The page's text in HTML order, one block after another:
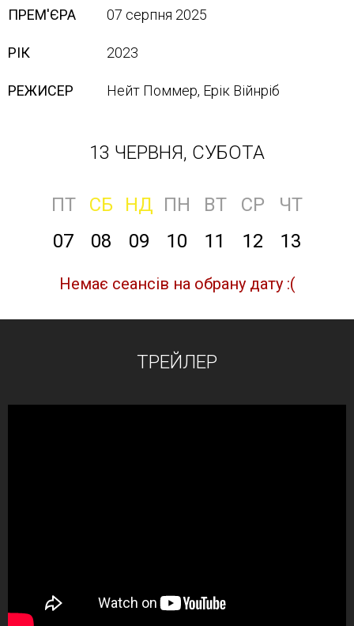
ПРЕМ'ЄРА 07 серпня 2025
РІК 2023
РЕЖИСЕР Нейт Поммер, Ерік Війнріб
13 ЧЕРВНЯ, СУБОТА
ПТ СБ НД ПН ВТ СР
ЧТ
07
08 09 10 11 12 13
Немає сеансів на обрану дату :(
ТРЕЙЛЕР